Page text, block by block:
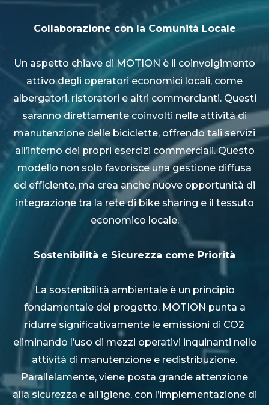
Collaborazione con la Comunità Locale
Un aspetto chiave di MOTION è il coinvolgimento
attivo degli operatori economici locali, come
albergatori, ristoratori e altri commercianti. Questi
saranno direttamente coinvolti nelle attività di
manutenzione delle biciclette, offrendo tali servizi
all’interno dei propri esercizi commerciali. Questo
modello non solo favorisce una gestione diffusa
ed efficiente, ma crea anche nuove opportunità di
integrazione tra la rete di bike sharing e il tessuto
economico locale.
Sostenibilità e Sicurezza come Priorità
La sostenibilità ambientale è un principio
fondamentale del progetto. MOTION punta a
ridurre significativamente le emissioni di CO2
eliminando l’uso di mezzi operativi inquinanti nelle
attività di manutenzione e redistribuzione.
Parallelamente, viene posta grande attenzione
alla sicurezza e all’igiene, con l’implementazione di